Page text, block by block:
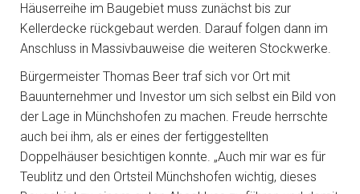
Häuserreihe im Baugebiet muss zunächst bis zur
Kellerdecke rückgebaut werden. Darauf folgen dann im
Anschluss in Massivbauweise die weiteren Stockwerke.
Bürgermeister Thomas Beer traf sich vor Ort mit
Bauunternehmer und Investor um sich selbst ein Bild von
der Lage in Münchshofen zu machen. Freude herrschte
auch bei ihm, als er eines der fertiggestellten
Doppelhäuser besichtigen konnte. „Auch mir war es für
Teublitz und den Ortsteil Münchshofen wichtig, dieses